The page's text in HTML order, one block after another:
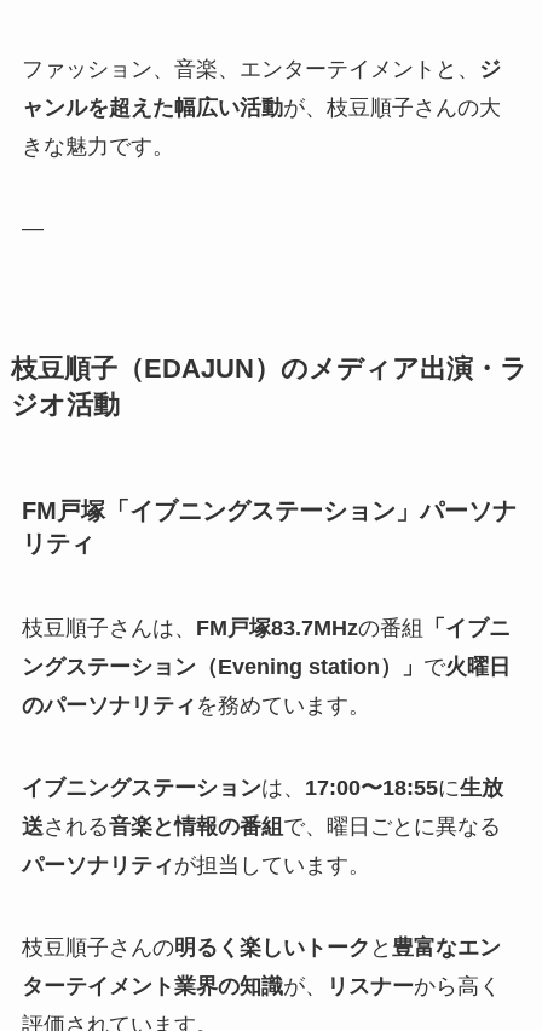
ファッション、音楽、エンターテイメントと、
ジ
ャンルを超えた幅広い活動が、枝豆順子さんの大
きな魅力です。
—
枝豆順子（EDAJUN）のメディア出演・ラ
ジオ活動
FM戸塚「イブニングステーション」パーソナ
リティ
枝豆順子さんは、 FM戸塚83.7MHzの番組 「イブニ
ングステーション（Evening station）」 で火曜日
のパーソナリティ を務めています。
イブニングステーションは、 17:00〜18:55に生放
送される音楽と情報の番組 で、曜日ごとに異なる
パーソナリティが担当しています。
枝豆順子さんの明るく楽しいトーク と 豊富なエン
ターテイメント業界の知識が、 リスナーから高く
評価されています。